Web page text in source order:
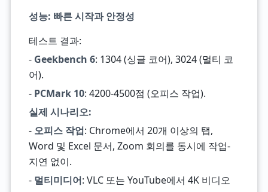
성능: 빠른 시작과 안정성
테스트 결과:
- Geekbench 6: 1304 (싱글 코어), 3024 (멀티 코
어).
- PCMark 10: 4200-4500점 (오피스 작업).
실제 시나리오:
- 오피스 작업: Chrome에서 20개 이상의 탭,
Word 및 Excel 문서, Zoom 회의를 동시에 작업-
지연 없이.
- 멀티미디어: VLC 또는 YouTube에서 4K 비디오